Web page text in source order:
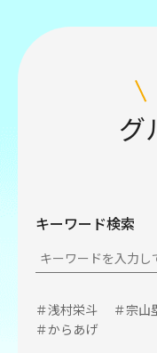
グ
キーワード検索
＃浅村栄斗 ＃宗山
＃からあげ